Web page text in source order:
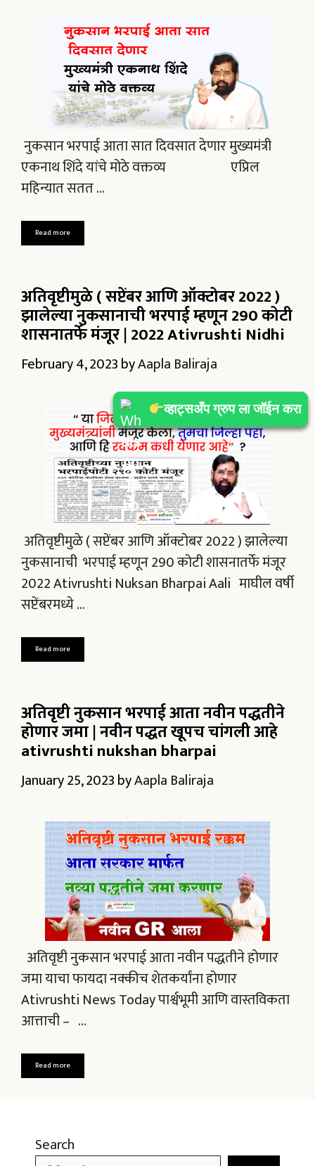
व्हाट्सअँप ग्रुप ला जॉईन करा
व्हाट्सअँप ग्रुप ला जॉईन करा
व्हाट्सअँप ग्रुप ला जॉईन करा
नुकसान भरपाई आता सात दिवसात देणार मुख्यमंत्री
एकनाथ शिंदे यांचे मोठे वक्तव्य एप्रिल
महिन्यात सतत …
Read more
व्हाट्सअँप ग्रुप ला जॉईन करा
अतिवृष्टीमुळे ( सप्टेंबर आणि ऑक्टोबर 2022 )
झालेल्या नुकसानाची भरपाई म्हणून 290 कोटी
शासनातर्फे मंजूर | 2022 Ativrushti Nidhi
February 4, 2023byAapla Baliraja
अतिवृष्टीमुळे ( सप्टेंबर आणि ऑक्टोबर 2022 ) झालेल्या
नुकसानाची भरपाई म्हणून 290 कोटी शासनातर्फे मंजूर
2022 Ativrushti Nuksan Bharpai Aali माघील वर्षी
सप्टेंबरमध्ये …
Read more
व्हाट्सअँप ग्रुप ला जॉईन करा
अतिवृष्टी नुकसान भरपाई आता नवीन पद्धतीने
होणार जमा | नवीन पद्धत खूपच चांगली आहे
ativrushti nukshan bharpai
January 25, 2023byAapla Baliraja
अतिवृष्टी नुकसान भरपाई आता नवीन पद्धतीने होणार
जमा याचा फायदा नक्कीच शेतकर्यांना होणार
Ativrushti News Today पार्श्वभूमी आणि वास्तविकता
आत्ताची – …
Read more
व्हाट्सअँप ग्रुप ला जॉईन करा
Search